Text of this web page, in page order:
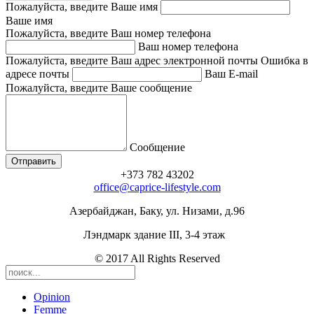
Пожалуйста, введите Ваше имя
Ваше имя
Пожалуйста, введите Ваш номер телефона
Ваш номер телефона
Пожалуйста, введите Ваш адрес электронной почты Ошибка в
адресе почты
Ваш E-mail
Пожалуйста, введите Ваше сообщение
Сообщение
+373 782 43202
office@caprice-lifestyle.com
Азербайджан, Баку, ул. Низами, д.96
Лэндмарк здание III, 3-4 этаж
© 2017 All Rights Reserved
Opinion
Femme